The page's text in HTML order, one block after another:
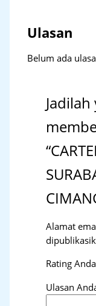
Ulasan
Belum ada
Alamat
Rating
Ulasan